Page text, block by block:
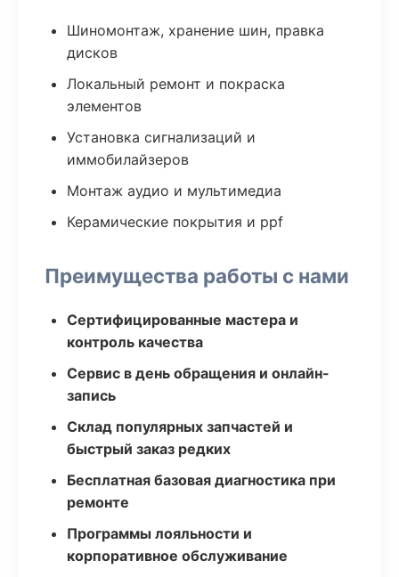
Шиномонтаж, хранение шин, правка
дисков
Локальный ремонт и покраска
элементов
Установка сигнализаций и
иммобилайзеров
Монтаж аудио и мультимедиа
Керамические покрытия и ppf
Преимущества работы с нами
Сертифицированные мастера и
контроль качества
Сервис в день обращения и онлайн-
запись
Склад популярных запчастей и
быстрый заказ редких
Бесплатная базовая диагностика при
ремонте
Программы лояльности и
корпоративное обслуживание